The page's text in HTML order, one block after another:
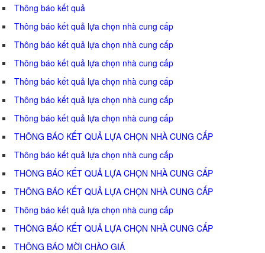
Thông báo kết quả
Thông báo kết quả lựa chọn nhà cung cấp
Thông báo kết quả lựa chọn nhà cung cấp
Thông báo kết quả lựa chọn nhà cung cấp
Thông báo kết quả lựa chọn nhà cung cấp
Thông báo kết quả lựa chọn nhà cung cấp
Thông báo kết quả lựa chọn nhà cung cấp
THÔNG BÁO KẾT QUẢ LỰA CHỌN NHÀ CUNG CẤP
Thông báo kết quả lựa chọn nhà cung cấp
THÔNG BÁO KẾT QUẢ LỰA CHỌN NHÀ CUNG CẤP
THÔNG BÁO KẾT QUẢ LỰA CHỌN NHÀ CUNG CẤP
Thông báo kết quả lựa chọn nhà cung cấp
THÔNG BÁO KẾT QUẢ LỰA CHỌN NHÀ CUNG CẤP
THÔNG BÁO MỜI CHÀO GIÁ